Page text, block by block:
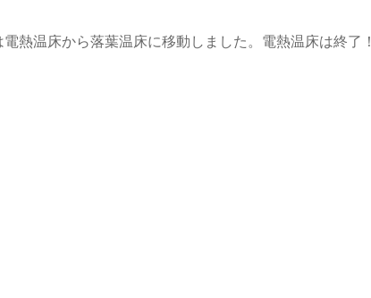
熱温床から落葉温床に移動しました。電熱温床は終了！